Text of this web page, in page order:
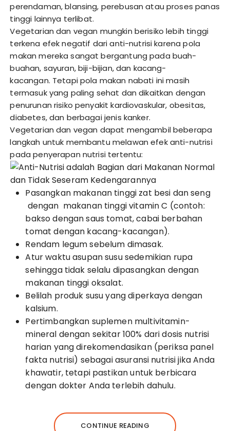
perendaman, blansing, perebusan atau proses panas
tinggi lainnya terlibat.
Vegetarian dan vegan mungkin berisiko lebih tinggi
terkena efek negatif dari anti-nutrisi karena pola
makan mereka sangat bergantung pada buah-
buahan, sayuran, biji-bijian, dan kacang-
kacangan. Tetapi pola makan nabati ini masih
termasuk yang paling sehat dan dikaitkan dengan
penurunan risiko penyakit kardiovaskular, obesitas,
diabetes, dan berbagai jenis kanker.
Vegetarian dan vegan dapat mengambil beberapa
langkah untuk membantu melawan efek anti-nutrisi
pada penyerapan nutrisi tertentu:
Pasangkan makanan tinggi zat besi dan seng
dengan makanan tinggi vitamin C (contoh:
bakso dengan saus tomat, cabai berbahan
tomat dengan kacang-kacangan).
Rendam legum sebelum dimasak.
Atur waktu asupan susu sedemikian rupa
sehingga tidak selalu dipasangkan dengan
makanan tinggi oksalat.
Belilah produk susu yang diperkaya dengan
kalsium.
Pertimbangkan suplemen multivitamin-
mineral dengan sekitar 100% dari dosis nutrisi
harian yang direkomendasikan (periksa panel
fakta nutrisi) sebagai asuransi nutrisi jika Anda
khawatir, tetapi pastikan untuk berbicara
dengan dokter Anda terlebih dahulu.
CONTINUE READING